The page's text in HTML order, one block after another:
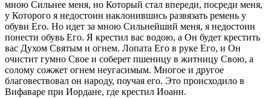
мною Сильнее меня, но Который стал впереди, посреди меня,
у Которого я недостоин наклонившись развязать ремень у
обуви Его. Но идет за мною Сильнейший меня, я недостоин
понести обувь Его. Я крестил вас водою, а Он будет крестить
вас Духом Святым и огнем. Лопата Его в руке Его, и Он
очистит гумно Свое и соберет пшеницу в житницу Свою, а
солому сожжет огнем неугасимым. Многое и другое
благовествовал он народу, поучая его. Это происходило в
Вифаваре при Иордане, где крестил Иоанн.